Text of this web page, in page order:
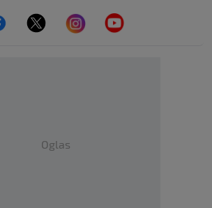
Oglas